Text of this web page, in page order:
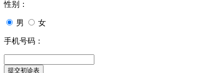
性别：
男 女
手机号码：